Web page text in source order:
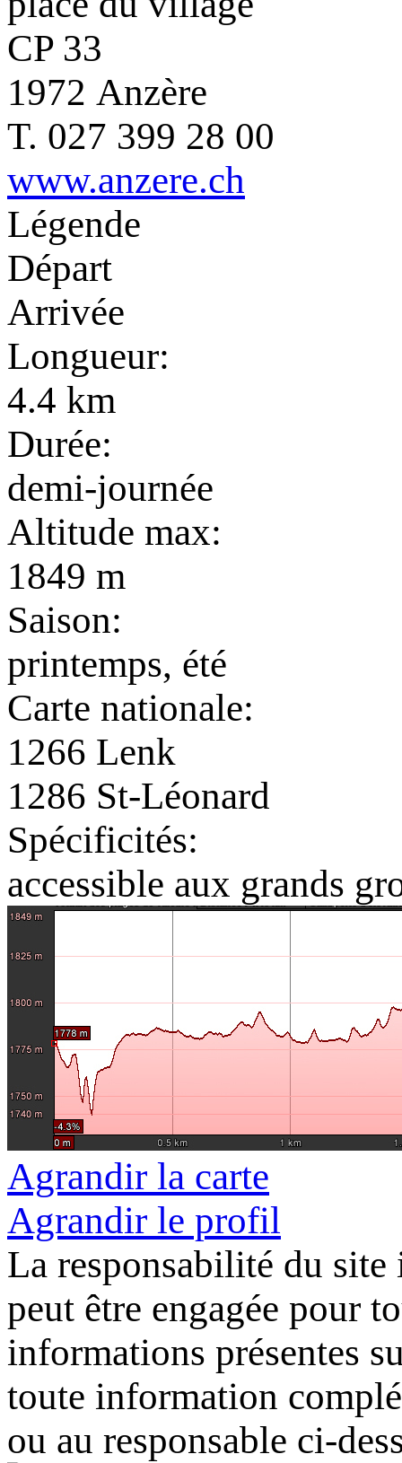
CP 33
1972 Anzère
T. 027 399 28 00
www.anzere.ch
Légende
Départ
Arrivée
Longueur:
4.4 km
Durée:
demi-journée
Altitude max:
1849 m
Saison:
printemps, été
Carte nationale:
1266 Lenk
1286 St-Léonard
Spécificités:
accessible aux grands
Agrandir la carte
Agrandir le profil
La responsabilité du
peut être engagée pour
informations présentes
toute information
ou au responsable ci-